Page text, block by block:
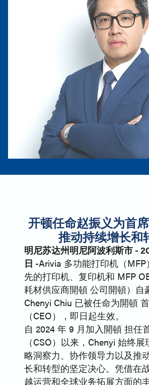
开顿任命赵振义为首
推动持续增长和
明尼苏达州明尼阿波利斯市 -
日 -Arivia 多功能打印机（
先的打印机、复印机和 MFP
耗材供应商開頓 公司開頓）自
Chenyi Chiu 已被任命为開頓
（CEO），即日起生效。
自 2024 年 9 月加入開頓 担任
（CSO）以来，Chenyi 始终
略洞察力、协作领导力以及推
长和转型的坚定决心。凭借在
越运营和全球业务拓展方面的